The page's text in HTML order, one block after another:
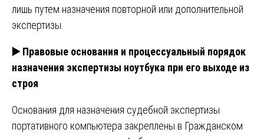
лишь путем назначения повторной или дополнительной
экспертизы.
▶️Правовые основания и процессуальный порядок
назначения экспертизы ноутбука при его выходе из
строя
Основания для назначения судебной экспертизы
портативного компьютера закреплены в Гражданском